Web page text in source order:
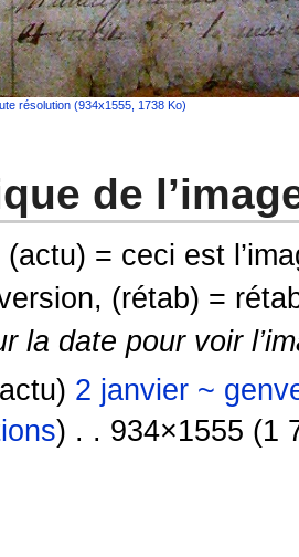
résolution (934x1555, 1738 Ko)
de
(actu) = ceci est
(rétab) =
la date pour voir
2 janvier ~
) . . 934×1555 (1